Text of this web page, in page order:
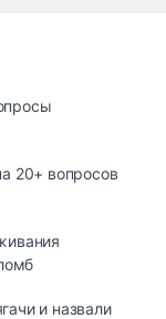
20+ вопросов
и назвали